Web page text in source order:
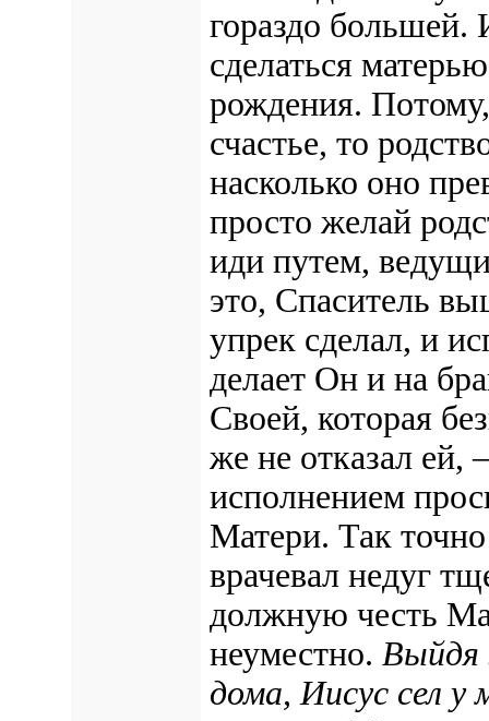
гораздо большей.
сделаться
рождения.
счастье, то
насколько оно
просто желай
иди путем,
это, Спаситель
упрек сделал, и
делает Он и на
Своей, которая
же не отказал
исполнением
Матери. Так
врачевал недуг
должную честь
неуместно.
дома, Иисус сел у